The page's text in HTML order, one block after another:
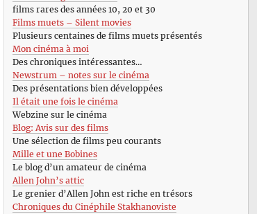
films rares des années 10, 20 et 30
Films muets – Silent movies
Plusieurs centaines de films muets présentés
Mon cinéma à moi
Des chroniques intéressantes…
Newstrum – notes sur le cinéma
Des présentations bien développées
Il était une fois le cinéma
Webzine sur le cinéma
Blog: Avis sur des films
Une sélection de films peu courants
Mille et une Bobines
Le blog d’un amateur de cinéma
Allen John’s attic
Le grenier d’Allen John est riche en trésors
Chroniques du Cinéphile Stakhanoviste